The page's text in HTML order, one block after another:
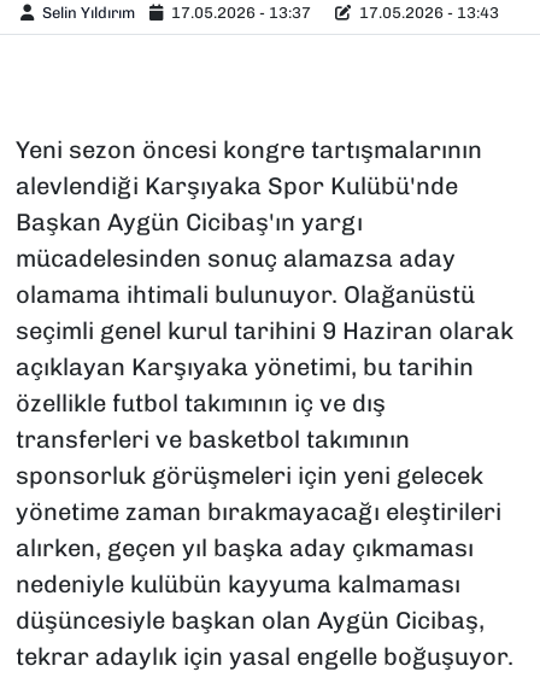
Selin Yıldırım 17.05.2026 - 13:37 17.05.2026 - 13:43
Yeni sezon öncesi kongre tartışmalarının
alevlendiği Karşıyaka Spor Kulübü'nde
Başkan Aygün Cicibaş'ın yargı
mücadelesinden sonuç alamazsa aday
olamama ihtimali bulunuyor. Olağanüstü
seçimli genel kurul tarihini 9 Haziran olarak
açıklayan Karşıyaka yönetimi, bu tarihin
özellikle futbol takımının iç ve dış
transferleri ve basketbol takımının
sponsorluk görüşmeleri için yeni gelecek
yönetime zaman bırakmayacağı eleştirileri
alırken, geçen yıl başka aday çıkmaması
nedeniyle kulübün kayyuma kalmaması
düşüncesiyle başkan olan Aygün Cicibaş,
tekrar adaylık için yasal engelle boğuşuyor.